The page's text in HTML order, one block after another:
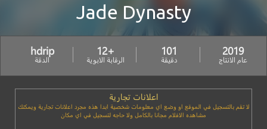
Jade Dynasty
2019
عام الانتاج
101
دقيقة
+12
الرقابة الابوية
hdrip
الدقة
اعلانات تجارية
لا تقم بالتسجيل في الموقع او وضع اي معلومات شخصية ابدا هذه مجرد اعلانات تجارية ويمكنك
مشاهده الافلام مجانا بالكامل ولا حاجه لتسجيل في اي مكان